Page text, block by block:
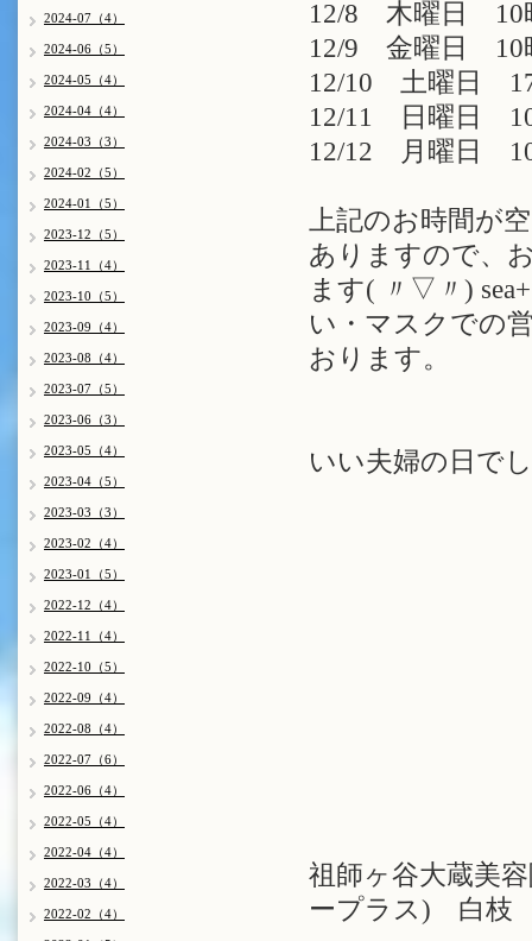
12/8 木曜日 10
12/9 金曜日 10
12/10 土曜日
12/11 日曜日 10
12/12 月曜日 10
上記のお時間が
ありますので、
ます( 〃▽〃)
い・マスクでの
おります。
いい夫婦の日で
祖師ヶ谷大蔵美
ープラス) 白枝
2024-07（4）
2024-06（5）
2024-05（4）
2024-04（4）
2024-03（3）
2024-02（5）
2024-01（5）
2023-12（5）
2023-11（4）
2023-10（5）
2023-09（4）
2023-08（4）
2023-07（5）
2023-06（3）
2023-05（4）
2023-04（5）
2023-03（3）
2023-02（4）
2023-01（5）
2022-12（4）
2022-11（4）
2022-10（5）
2022-09（4）
2022-08（4）
2022-07（6）
2022-06（4）
2022-05（4）
2022-04（4）
2022-03（4）
2022-02（4）